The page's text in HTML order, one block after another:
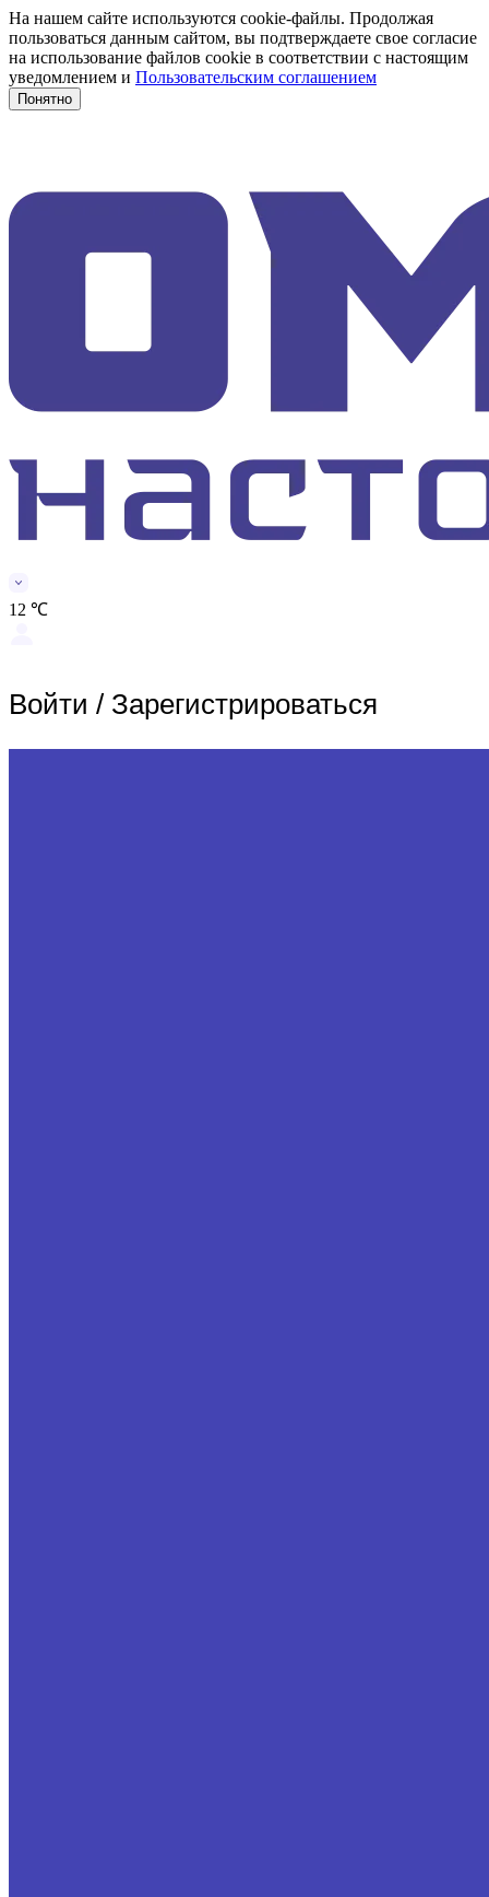
На нашем сайте используются cookie-файлы. Продолжая
пользоваться данным сайтом, вы подтверждаете свое согласие
на использование файлов cookie в соответствии с настоящим
уведомлением и Пользовательским соглашением
Понятно
12 ℃
Войти / Зарегистрироваться